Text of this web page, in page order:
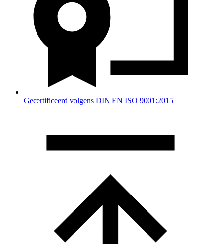
Gecertificeerd volgens DIN EN ISO 9001:2015